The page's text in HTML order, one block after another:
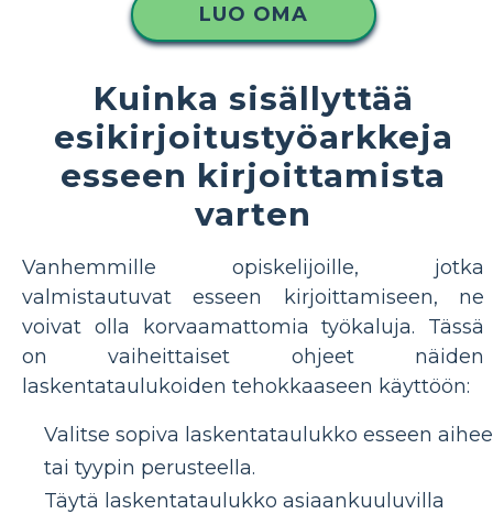
LUO OMA
Kuinka sisällyttää
esikirjoitustyöarkkeja
esseen kirjoittamista
varten
Vanhemmille opiskelijoille, jotka
valmistautuvat esseen kirjoittamiseen, ne
voivat olla korvaamattomia työkaluja. Tässä
on vaiheittaiset ohjeet näiden
laskentataulukoiden tehokkaaseen käyttöön:
Valitse sopiva laskentataulukko esseen
tai tyypin perusteella.
Täytä laskentataulukko asiaankuuluvilla